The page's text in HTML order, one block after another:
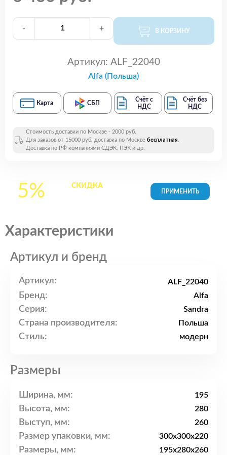
- + В КОРЗИНУ
Артикул: ALF_22040
Alfa (Польша)
Карта СБП
Счёт с
НДС
Счёт без
НДС
Стоимость доставки по Москве - 2000 руб.
Для заказов от 15000 руб. доставка по Москве бесплатная.
Доставка по РФ компаниями СДЭК, ПЭК и др.
5% СКИДКАна все
Характеристики
Артикул и бренд
Артикул: ALF_22040
Бренд: Alfa
Серия: Sandra
Страна производителя: Польша
Стиль: модерн
Размеры
Ширина, мм: 195
Высота, мм: 280
Выступ, мм: 260
Размер упаковки, мм: 300x300x220
Размеры, мм: 195x280x260